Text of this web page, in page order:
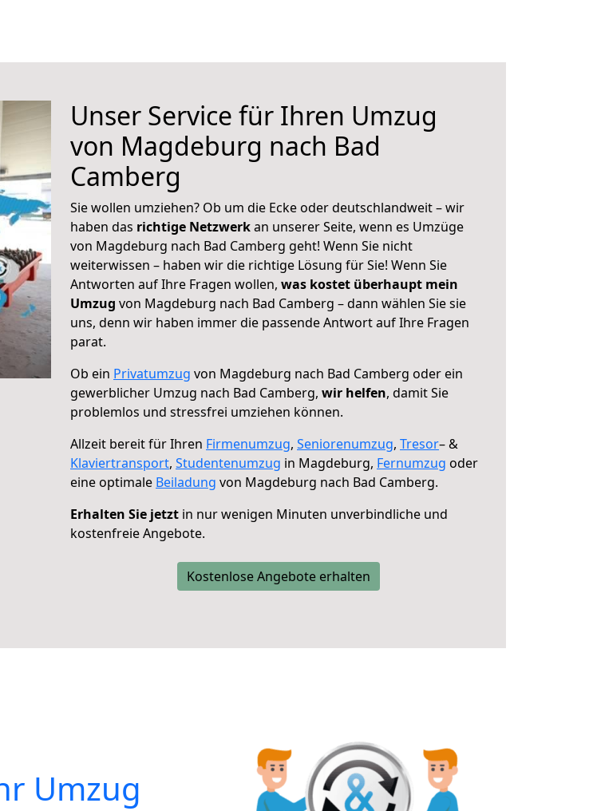
Unser Service für Ihren Umzug
von Magdeburg nach Bad
Camberg
Sie wollen umziehen? Ob um die Ecke oder deutschlandweit – wir
haben das richtige Netzwerkan unserer Seite, wenn es Umzüge
von Magdeburg nach Bad Camberg geht! Wenn Sie nicht
weiterwissen – haben wir die richtige Lösung für Sie! Wenn Sie
Antworten auf Ihre Fragen wollen, was kostet überhaupt mein
Umzug von Magdeburg nach Bad Camberg – dann wählen Sie sie
uns, denn wir haben immer die passende Antwort auf Ihre Fragen
parat.
Ob ein Privatumzug von Magdeburg nach Bad Camberg oder ein
gewerblicher Umzug nach Bad Camberg, wir helfen, damit Sie
problemlos und stressfrei umziehen können.
Allzeit bereit für Ihren Firmenumzug, Seniorenumzug, Tresor– &
Klaviertransport, Studentenumzug in Magdeburg, Fernumzug oder
eine optimale Beiladung von Magdeburg nach Bad Camberg.
Erhalten Sie jetzt in nur wenigen Minuten unverbindliche und
kostenfreie Angebote.
Kostenlose Angebote erhalten
Umzug